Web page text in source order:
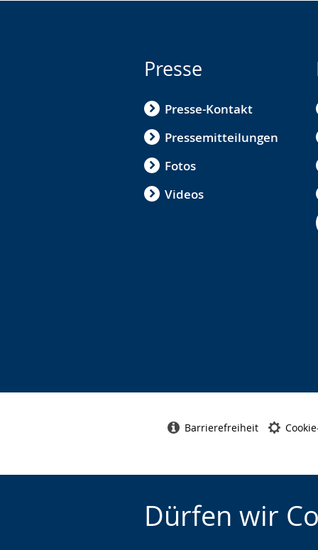
Dürfen wir
Presse
Presse-Kontakt
Pressemitteilungen
Fotos
Videos
Barrierefreiheit